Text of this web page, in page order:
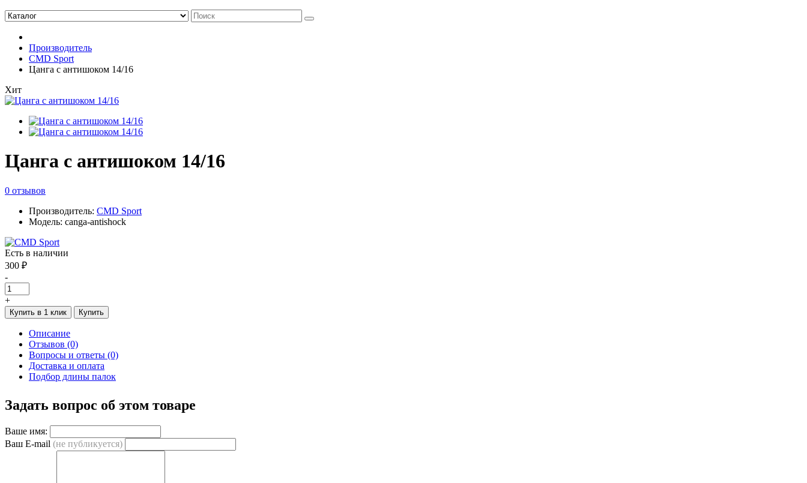
Производитель
CMD Sport
Цанга с антишоком 14/16
Хит
Цанга с антишоком 14/16
0 отзывов
Производитель: CMD Sport
Модель: canga-antishock
Есть в наличии
300 ₽
-
+
Купить в 1 клик Купить
Описание
Отзывов (0)
Вопросы и ответы (0)
Доставка и оплата
Подбор длины палок
Задать вопрос об этом товаре
Ваше имя:
Ваш E-mail (не публикуется)